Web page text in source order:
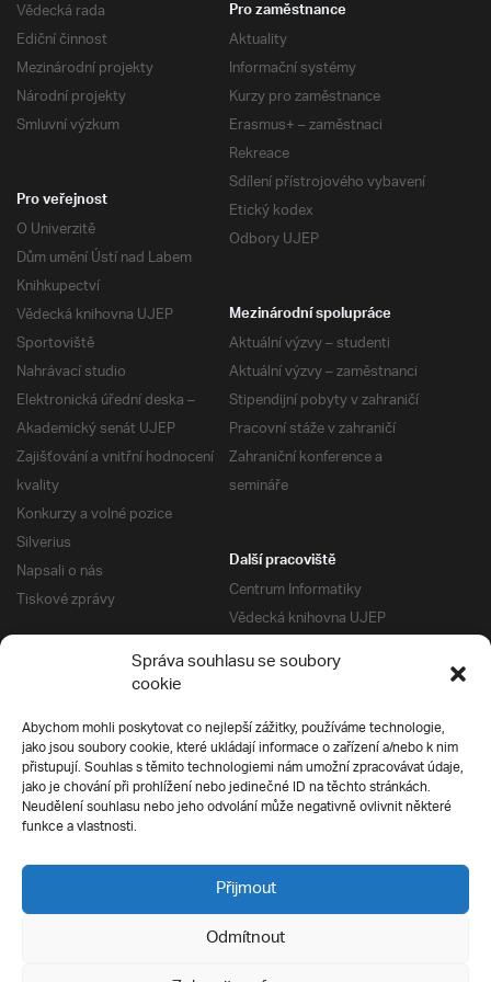
Správa souhlasu se soubory
cookie
Abychom mohli poskytovat co nejlepší zážitky, používáme technologie,
jako jsou soubory cookie, které ukládají informace o zařízení a/nebo k nim
přistupují. Souhlas s těmito technologiemi nám umožní zpracovávat údaje,
jako je chování při prohlížení nebo jedinečné ID na těchto stránkách.
Neudělení souhlasu nebo jeho odvolání může negativně ovlivnit některé
funkce a vlastnosti.
Přijmout
Odmítnout
Vědecká rada
Ediční činnost
Mezinárodní projekty
Národní projekty
Smluvní výzkum
Pro zaměstnance
Aktuality
Informační systémy
Kurzy pro zaměstnance
Erasmus+ – zaměstnaci
Rekreace
Sdílení přístrojového vybavení
Etický kodex
Odbory UJEP
Pro veřejnost
O Univerzitě
Dům umění Ústí nad Labem
Knihkupectví
Vědecká knihovna UJEP
Sportoviště
Nahrávací studio
Elektronická úřední deska –
Akademický senát UJEP
Zajišťování a vnitřní hodnocení
kvality
Konkurzy a volné pozice
Silverius
Napsali o nás
Tiskové zprávy
Mezinárodní spolupráce
Aktuální výzvy – studenti
Aktuální výzvy – zaměstnanci
Stipendijní pobyty v zahraničí
Pracovní stáže v zahraničí
Zahraniční konference a
semináře
Další pracoviště
Centrum Informatiky
Vědecká knihovna UJEP
Správa kolejí a menz
Univerzitní centrum podpory
Silverius
Pro uchazeče
Přijímací řízení
E-prihlaska
Přípravné kurzy
Ochrana soukromí